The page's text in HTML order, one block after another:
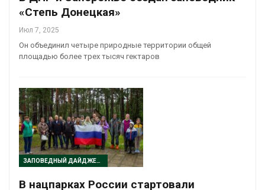
«Степь Донецкая»
Июл 7, 2025
Он объединил четыре природные территории общей
площадью более трех тысяч гектаров
ЗАПОВЕДНЫЙ ДАЙДЖЕСТ
В нацпарках России стартовали